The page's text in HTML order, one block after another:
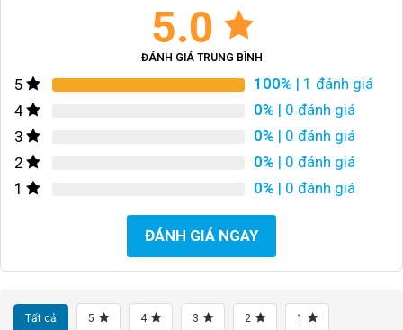
5.0
ĐÁNH GIÁ TRUNG BÌNH
5 100% | 1 đánh giá
4
0% | 0 đánh giá
3
0% | 0 đánh giá
2
0% | 0 đánh giá
1
0% | 0 đánh giá
ĐÁNH GIÁ NGAY
Tất cả 5 4 3 2 1